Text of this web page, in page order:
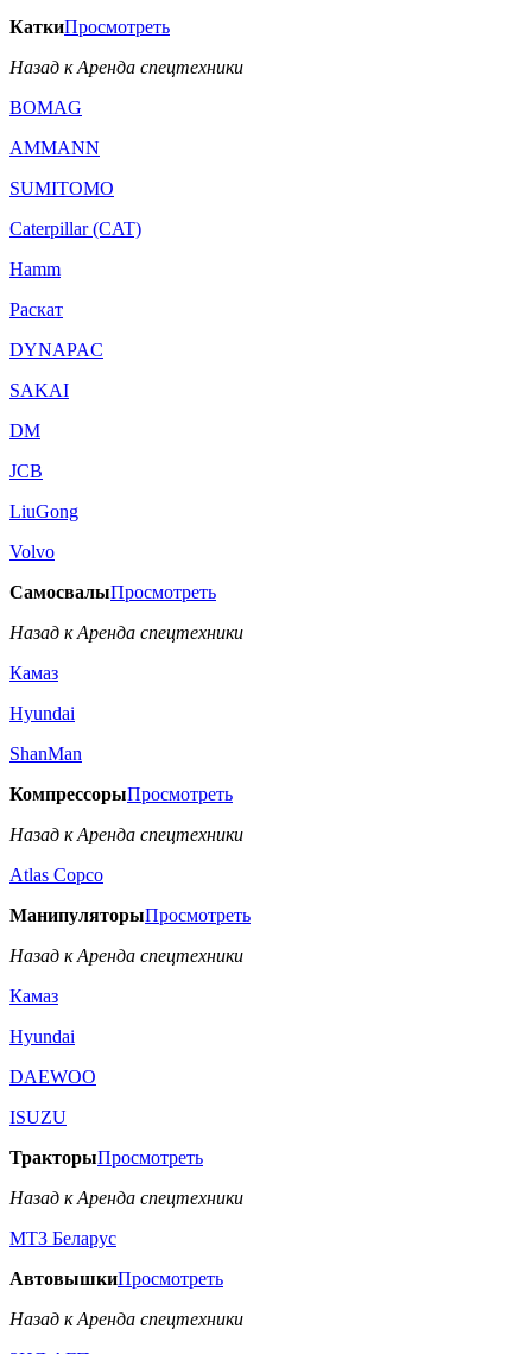
КаткиПросмотреть
Назад к Аренда спецтехники
BOMAG
AMMANN
SUMITOMO
Caterpillar (CAT)
Hamm
Раскат
DYNAPAC
SAKAI
DM
JCB
LiuGong
Volvo
СамосвалыПросмотреть
Назад к Аренда спецтехники
Камаз
Hyundai
ShanMan
КомпрессорыПросмотреть
Назад к Аренда спецтехники
Аtlas Copco
МанипуляторыПросмотреть
Назад к Аренда спецтехники
Камаз
Hyundai
DAEWOO
ISUZU
ТракторыПросмотреть
Назад к Аренда спецтехники
МТЗ Беларус
АвтовышкиПросмотреть
Назад к Аренда спецтехники